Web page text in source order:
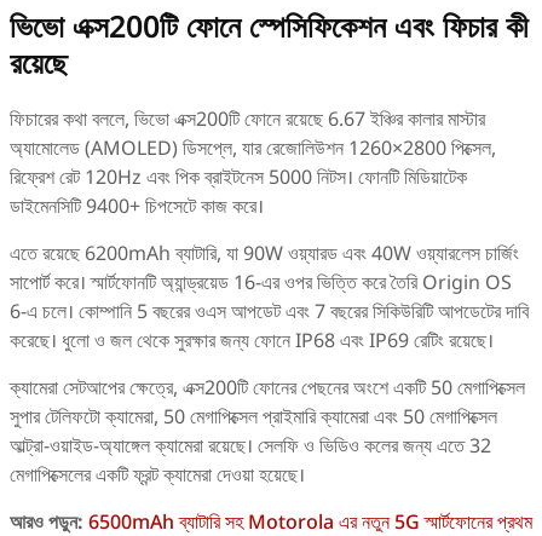
ভিভো এক্স200টি ফোনে স্পেসিফিকেশন এবং ফিচার কী
রয়েছে
ফিচারের কথা বললে, ভিভো এক্স200টি ফোনে রয়েছে 6.67 ইঞ্চির কালার মাস্টার
অ্যামোলেড (AMOLED) ডিসপ্লে, যার রেজোলিউশন 1260×2800 পিক্সেল,
রিফ্রেশ রেট 120Hz এবং পিক ব্রাইটনেস 5000 নিটস। ফোনটি মিডিয়াটেক
ডাইমেনসিটি 9400+ চিপসেটে কাজ করে।
এতে রয়েছে 6200mAh ব্যাটারি, যা 90W ওয়্যারড এবং 40W ওয়্যারলেস চার্জিং
সাপোর্ট করে। স্মার্টফোনটি অ্যান্ড্রয়েড 16-এর ওপর ভিত্তি করে তৈরি Origin OS
6-এ চলে। কোম্পানি 5 বছরের ওএস আপডেট এবং 7 বছরের সিকিউরিটি আপডেটের দাবি
করেছে। ধুলো ও জল থেকে সুরক্ষার জন্য ফোনে IP68 এবং IP69 রেটিং রয়েছে।
ক্যামেরা সেটআপের ক্ষেত্রে, এক্স200টি ফোনের পেছনের অংশে একটি 50 মেগাপিক্সেল
সুপার টেলিফটো ক্যামেরা, 50 মেগাপিক্সেল প্রাইমারি ক্যামেরা এবং 50 মেগাপিক্সেল
আল্ট্রা-ওয়াইড-অ্যাঙ্গেল ক্যামেরা রয়েছে। সেলফি ও ভিডিও কলের জন্য এতে 32
মেগাপিক্সেলের একটি ফ্রন্ট ক্যামেরা দেওয়া হয়েছে।
আরও পড়ুন: 6500mAh ব্যাটারি সহ Motorola এর নতুন 5G স্মার্টফোনের প্রথম